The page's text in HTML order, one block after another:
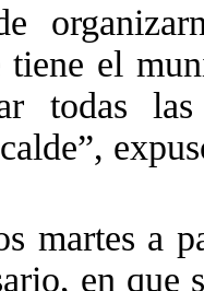
el
todas
martes a
en que